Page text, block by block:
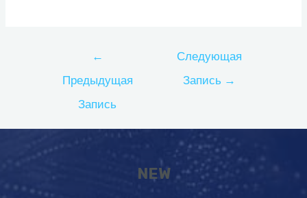
записям
←
Предыдущая
Запись
Следующая
Запись →
NEW